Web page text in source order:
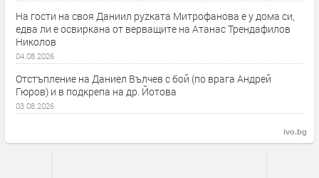
На гости на своя Даниил руzката Митрофанова е у дома си,
едва ли е освиркана от верващите на Атанас Трендафилов
Николов
04.08.2026
Отстъпление на Даниел Вълчев с бой (по врага Андрей
Гюров) и в подкрепа на др. Йотова
03.08.2026
ivo.bg